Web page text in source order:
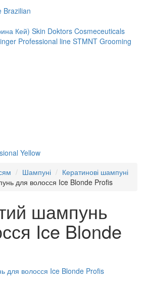
Brazilian
Кей) Skin Doktors Cosmeceuticals
Professional line STMNT Grooming
Yellow
Шампуні
Кератинові шампуні
для волосся Ice Blonde Profis
шампунь
Ice Blonde